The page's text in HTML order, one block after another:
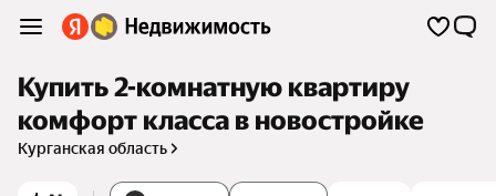
Купить 2-комнатную квартиру
комфорт класса в новостройке
Курганская область